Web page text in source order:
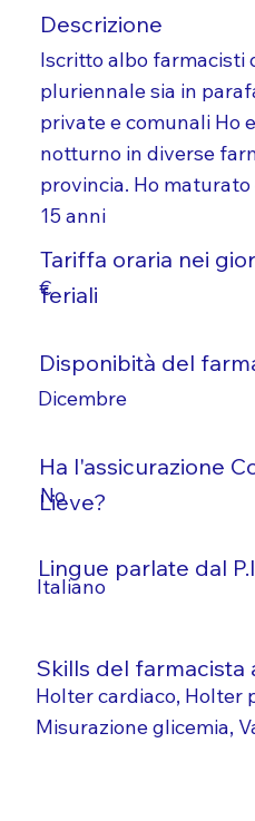
Iscritto albo farmacisti
pluriennale sia in
private e comunali Ho
notturno in diverse
provincia. Ho
15 anni
Descrizione
€
Tariffa oraria nei
feriali
Skills del farmacista
Holter cardiaco, Holter
Misurazione glicemia,
Italiano
Lingue parlate dal
Disponibità del
Dicembre
Ha l'assicurazione
Lieve?
No